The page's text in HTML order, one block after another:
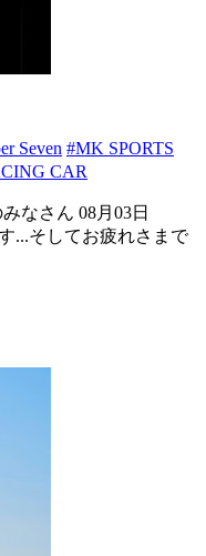
Seven #MK SPORTS
CAR
なさん 08月03日
...そしてお疲れさまで